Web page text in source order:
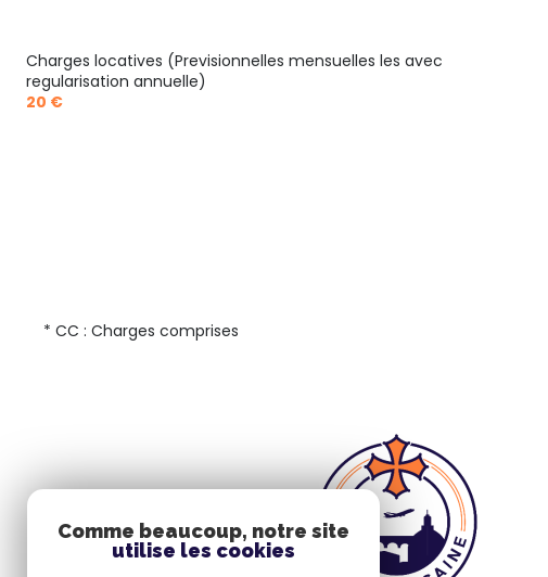
Charges locatives (Previsionnelles mensuelles les avec
regularisation annuelle)
20 €
* CC : Charges comprises
Comme beaucoup, notre site
utilise les cookies